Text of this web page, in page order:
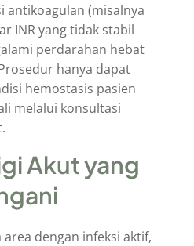
antikoagulan (misalnya
INR yang tidak stabil
perdarahan hebat
hanya dapat
hemostasis pasien
melalui konsultasi
Akut yang
dengan infeksi aktif,